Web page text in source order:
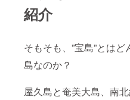
紹介
そもそも、”宝島”とはど
島なのか？
屋久島と奄美大島、南